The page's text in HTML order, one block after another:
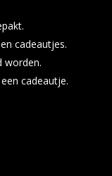
cadeautjes.
worden.
cadeautje.